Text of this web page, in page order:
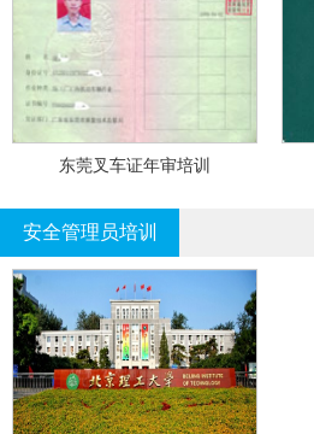
东莞叉车证年审培训
安全管理员培训